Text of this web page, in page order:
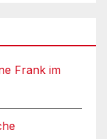
Frank im